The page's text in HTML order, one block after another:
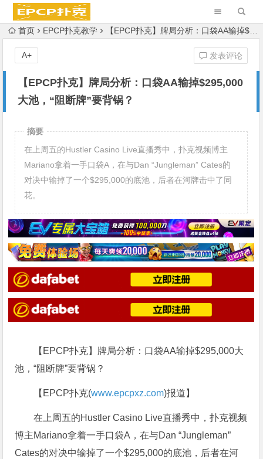
首页 EPCP扑克教学 【EPCP扑克】牌局分析：口袋AA输掉$295,000大池，“阻断牌”要背锅？
【EPCP扑克】牌局分析：口袋AA输掉$295,000
大池，“阻断牌”要背锅？
发表评论
A+
摘要
在上周五的Hustler Casino Live直播秀中，扑克视频博主
Mariano拿着一手口袋A，在与Dan “Jungleman” Cates的
对决中输掉了一个$295,000的底池，后者在河牌击中了同
花。
【EPCP扑克】牌局分析：口袋AA输掉$295,000大
池，“阻断牌”要背锅？
【EPCP扑克(www.epcpxz.com)报道】
在上周五的Hustler Casino Live直播秀中，扑克视频
博主Mariano拿着一手口袋A，在与Dan “Jungleman”
Cates的对决中输掉了一个$295,000的底池，后者在河